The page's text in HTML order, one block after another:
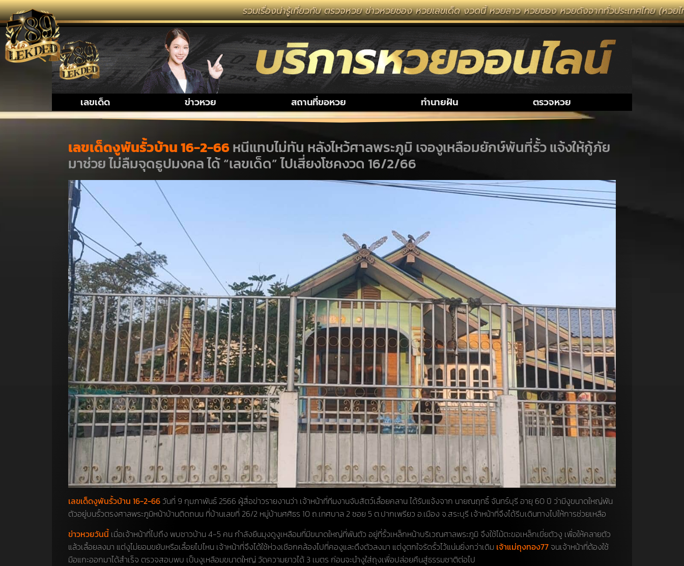
รวมเรื่องน่ารู้เกี่ยวกับ ตรวจหวย ข่าวหวยซอง หวยเลขเด็ด งวดนี้ หวยลาว หวยซอง หวยดังจากทั่วประเทศไทย (หวยไทยรัฐ หวยแม่จำเ
เลขเด็ด ข่าวหวย สถานที่ขอหวย ทำนายฝัน ตรวจหวย
เลขเด็ดงูพันรั้วบ้าน 16-2-66หนีแทบไม่ทัน หลังไหว้ศาลพระภูมิ เจองูเหลือมยักษ์พันที่รั้ว แจ้งให้กู้ภัย
มาช่วย ไม่ลืมจุดธูปมงคล ได้ “เลขเด็ด” ไปเสี่ยงโชคงวด 16/2/66
เลขเด็ดงูพันรั้วบ้าน 16-2-66 วันที่ 9 กุมภาพันธ์ 2566 ผู้สื่อข่าวรายงานว่า เจ้าหน้าที่ทีมงานจับสัตว์เลื้อยคลาน ได้รับแจ้งจาก นายณฤทธิ์ จันทร์บุรี อายุ 60 ปี ว่ามีงูขนาดใหญ่พัน
ตัวอยู่บนรั้วตรงศาลพระภูมิหน้าบ้านติดถนน ที่บ้านเลขที่ 26/2 หมู่บ้านศศิธร 10 ถ.เทศบาล 2 ซอย 5 ต.ปากเพรียว อ.เมือง จ.สระบุรี เจ้าหน้าที่จึงได้รีบเดินทางไปให้การช่วยเหลือ
ข่าวหวยวันนี้ เมื่อเจ้าหน้าที่ไปถึง พบชาวบ้าน 4-5 คน กำลังยืนมุงดูงูเหลือมที่มีขนาดใหญ่ที่พันตัว อยู่ที่รั้วเหล็กหน้าบริเวณศาลพระภูมิ จึงใช้ไม้ตะขอเหล็กเขี่ยตัวงู เพื่อให้คลายตัว
แล้วเลื้อยลงมา แต่งูไม่ยอมขยับหรือเลื้อยไปไหน เจ้าหน้าที่จึงได้ใช้ห่วงเชือกคล้องไปที่คองูและดึงตัวลงมา แต่งูตกใจรัดรั้วไว้แน่นยิ่งกว่าเดิม เจ้าแม่ถุงทอง77 จนเจ้าหน้าที่ต้องใช้
มือแกะออกมาได้สำเร็จ ตรวจสอบพบ เป็นงูเหลือมขนาดใหญ่ วัดความยาวได้ 3 เมตร ก่อนจะนำงูใส่ถุงเพื่อปล่อยคืนสู่ธรรมชาติต่อไป